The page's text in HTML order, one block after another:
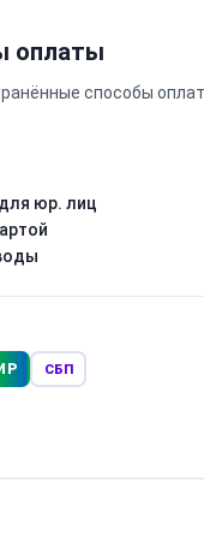
оплаты
способы
юр. лиц
СБП